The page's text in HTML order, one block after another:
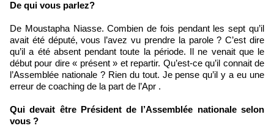
De qui vous parlez?
De Moustapha Niasse. Combien de fois pendant les sept qu’il
avait été député, vous l’avez vu prendre la parole ? C’est dire
qu’il a été absent pendant toute la période. Il ne venait que le
début pour dire « présent » et repartir. Qu’est-ce qu’il connait de
l’Assemblée nationale ? Rien du tout. Je pense qu’il y a eu une
erreur de coaching de la part de l’Apr .
Qui devait être Président de l’Assemblée nationale selon
vous ?